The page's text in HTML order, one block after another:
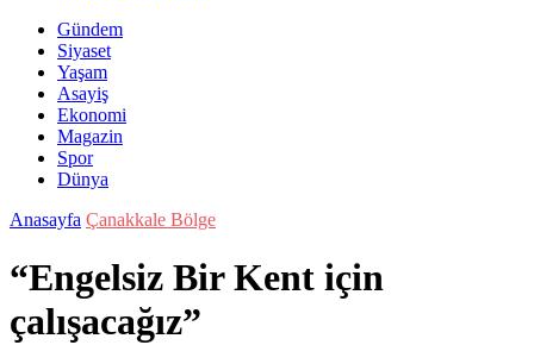
Gündem
Siyaset
Yaşam
Asayiş
Ekonomi
Magazin
Spor
Dünya
Anasayfa Çanakkale Bölge
“Engelsiz Bir Kent için
çalışacağız”